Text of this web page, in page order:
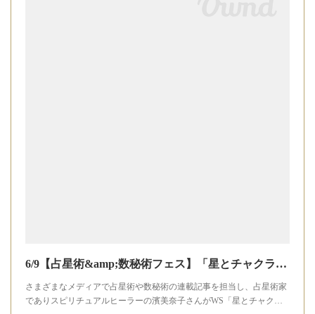
6/9【占星術&amp;数秘術フェス】「星とチャクラのシャーマニックアストロロジー」濱美奈子 | トリニティショップ
さまざまなメディアで占星術や数秘術の連載記事を担当し、占星術家
でありスピリチュアルヒーラーの濱美奈子さんがWS「星とチャク…